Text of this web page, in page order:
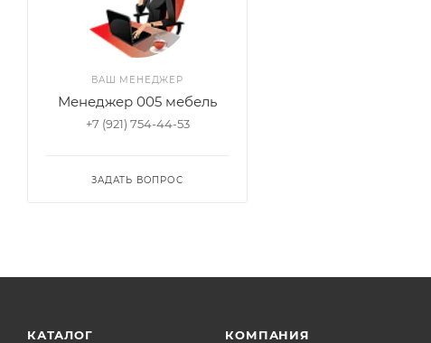
ВАШ МЕНЕДЖЕР
Менеджер 005 мебель
+7 (921) 754-44-53
ЗАДАТЬ ВОПРОС
КАТАЛОГ КОМПАНИЯ